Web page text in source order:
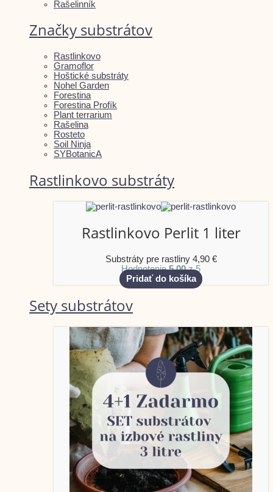
Rašelinník
Značky substrátov
Rastlinkovo
Gramoflor
Hoštické substráty
Nohel Garden
Forestina
Forestina Profík
Plant terrarium
Rašelina
Rosteto
Soil Ninja
SYBotanicA
Rastlinkovo substráty
Rastlinkovo Perlit 1 liter
Substráty pre rastliny 4,90 €
Hodnotenie5.00z 5
Pridať do košíka
Sety substrátov